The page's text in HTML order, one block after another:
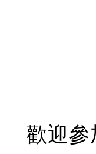
歡迎參